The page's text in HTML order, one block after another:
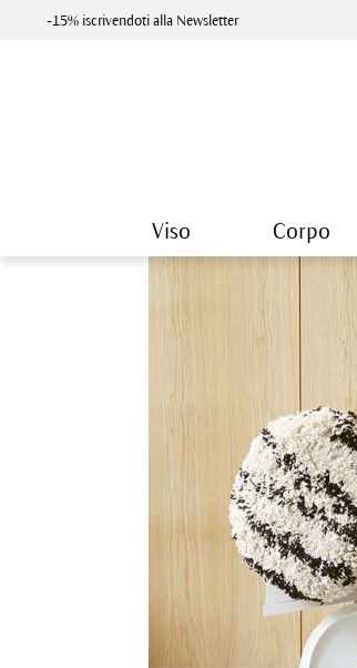
-15% iscrivendoti alla Newsletter
Viso Corpo